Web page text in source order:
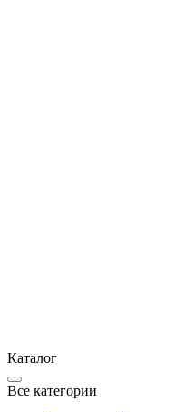
Каталог
Все категории